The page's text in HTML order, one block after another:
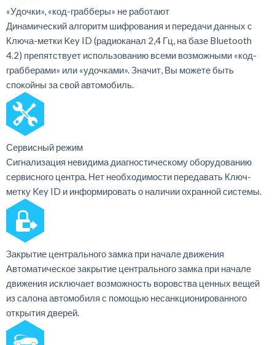
«Удочки», «код-грабберы» не работают
Динамический алгоритм шифрования и передачи данных с
Ключа-метки Key ID (радиоканал 2,4 Гц, на базе Bluetooth
4.2) препятствует использованию всеми возможными «код-
грабберами» или «удочками». Значит, Вы можете быть
спокойны за свой автомобиль.
Сервисный режим
Сигнализация невидима диагностическому оборудованию
сервисного центра. Нет необходимости передавать Ключ-
метку Key ID и информировать о наличии охранной системы.
Закрытие центрального замка при начале движения
Автоматическое закрытие центрального замка при начале
движения исключает возможность воровства ценных вещей
из салона автомобиля с помощью несанкционированного
открытия дверей.